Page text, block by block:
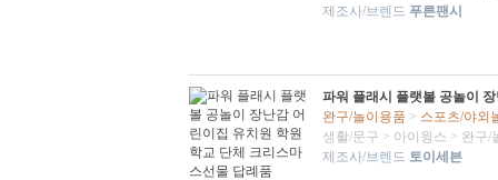
제조사/브렌드 푸른팬시
파워 플래시 플랫볼 공놀이
완구/놀이용품 > 스포츠/야외
생활/문구 > 아이윙스 > 완구/
제조사/브렌드 토이세븐